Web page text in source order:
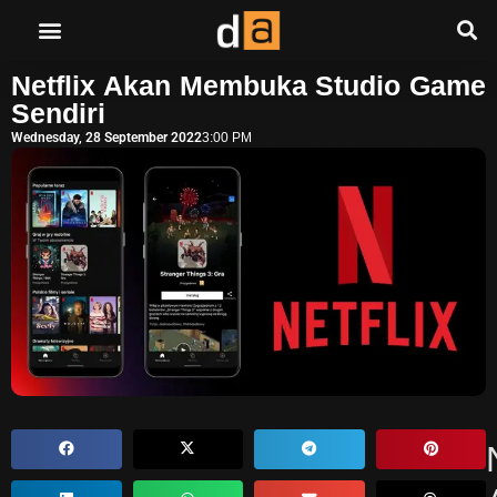
Netflix Akan Membuka Studio Game
Sendiri
Wednesday, 28 September 20223:00 PM